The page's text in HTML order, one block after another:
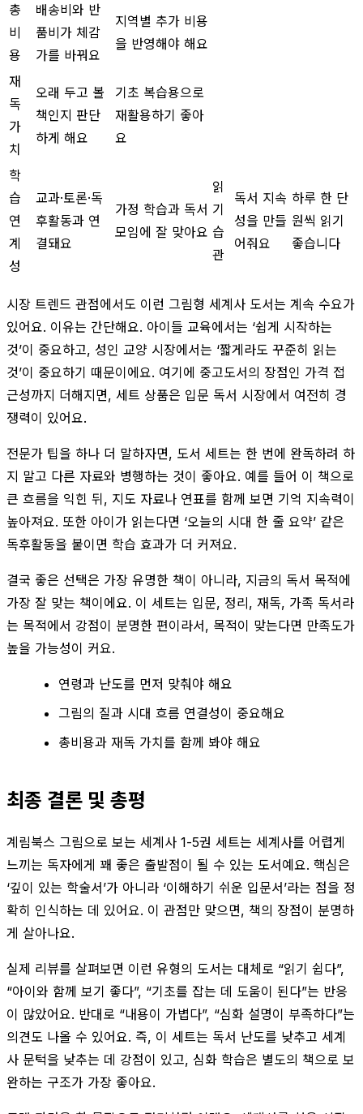
총
비
용
배송비와 반
품비가 체감
가를 바꿔요
지역별 추가 비용
을 반영해야 해요
재
독
가
치
오래 두고 볼
책인지 판단
하게 해요
기초 복습용으로
재활용하기 좋아
요
학
습
연
계
성
교과·토론·독
후활동과 연
결돼요
가정 학습과 독서
모임에 잘 맞아요
읽
기
습
관
독서 지속
성을 만들
어줘요
하루 한 단
원씩 읽기
좋습니다
시장 트렌드 관점에서도 이런 그림형 세계사 도서는 계속 수요가
있어요. 이유는 간단해요. 아이들 교육에서는 ‘쉽게 시작하는
것’이 중요하고, 성인 교양 시장에서는 ‘짧게라도 꾸준히 읽는
것’이 중요하기 때문이에요. 여기에 중고도서의 장점인 가격 접
근성까지 더해지면, 세트 상품은 입문 독서 시장에서 여전히 경
쟁력이 있어요.
전문가 팁을 하나 더 말하자면, 도서 세트는 한 번에 완독하려 하
지 말고 다른 자료와 병행하는 것이 좋아요. 예를 들어 이 책으로
큰 흐름을 익힌 뒤, 지도 자료나 연표를 함께 보면 기억 지속력이
높아져요. 또한 아이가 읽는다면 ‘오늘의 시대 한 줄 요약’ 같은
독후활동을 붙이면 학습 효과가 더 커져요.
결국 좋은 선택은 가장 유명한 책이 아니라, 지금의 독서 목적에
가장 잘 맞는 책이에요. 이 세트는 입문, 정리, 재독, 가족 독서라
는 목적에서 강점이 분명한 편이라서, 목적이 맞는다면 만족도가
높을 가능성이 커요.
연령과 난도를 먼저 맞춰야 해요
그림의 질과 시대 흐름 연결성이 중요해요
총비용과 재독 가치를 함께 봐야 해요
최종 결론 및 총평
계림북스 그림으로 보는 세계사 1-5권 세트는 세계사를 어렵게
느끼는 독자에게 꽤 좋은 출발점이 될 수 있는 도서예요. 핵심은
‘깊이 있는 학술서’가 아니라 ‘이해하기 쉬운 입문서’라는 점을 정
확히 인식하는 데 있어요. 이 관점만 맞으면, 책의 장점이 분명하
게 살아나요.
실제 리뷰를 살펴보면 이런 유형의 도서는 대체로 “읽기 쉽다”,
“아이와 함께 보기 좋다”, “기초를 잡는 데 도움이 된다”는 반응
이 많았어요. 반대로 “내용이 가볍다”, “심화 설명이 부족하다”는
의견도 나올 수 있어요. 즉, 이 세트는 독서 난도를 낮추고 세계
사 문턱을 낮추는 데 강점이 있고, 심화 학습은 별도의 책으로 보
완하는 구조가 가장 좋아요.